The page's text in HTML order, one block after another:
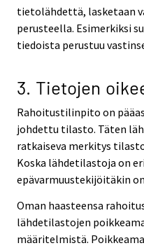
tietolähdettä, lasketaan
perusteella. Esimerkiksi
tiedoista perustuu
3. Tietojen
Rahoitustilinpito on
johdettu tilasto. Täten
ratkaiseva merkitys
Koska lähdetilastoja on
epävarmuustekijöitäkin
Oman haasteensa
lähdetilastojen
määritelmistä.